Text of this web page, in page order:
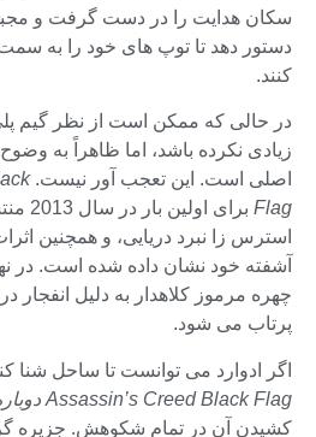
سکان هدایت را در دست گرفت و
دستور دهد تا توپ های خود را به
کنند.
در حالی که ممکن است از نظر گیم پلی
زیادی نکرده باشد، اما ظاهراً به
اصلی است. این تعجب آور نیست.
Flag
برای
استرس زا نبرد دریایی، و همچنین
آشفته خود نشان داده شده است. در
چهره مرموز کلاهدار به دلیل انفجار
پرتاب می شود.
اگر ادوارد می توانست تا ساحل شنا
Assassin’s Creed Black Flag دوباره همگام سازی شد
کشیدن آن در تمام شکوهش. جزیره